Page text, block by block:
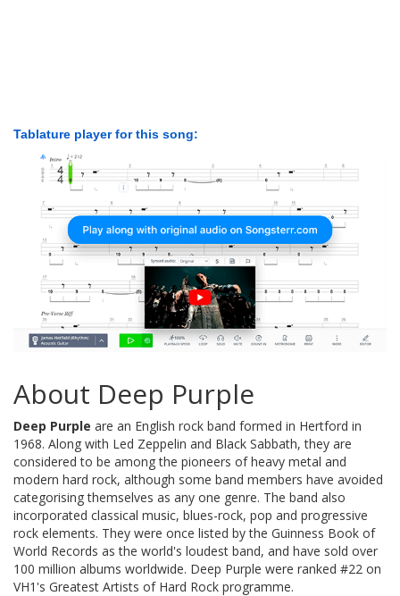
Tablature player for this song:
About Deep Purple
Deep Purple are an English rock band formed in Hertford in
1968. Along with Led Zeppelin and Black Sabbath, they are
considered to be among the pioneers of heavy metal and
modern hard rock, although some band members have avoided
categorising themselves as any one genre. The band also
incorporated classical music, blues-rock, pop and progressive
rock elements. They were once listed by the Guinness Book of
World Records as the world's loudest band, and have sold over
100 million albums worldwide. Deep Purple were ranked #22 on
VH1's Greatest Artists of Hard Rock programme.